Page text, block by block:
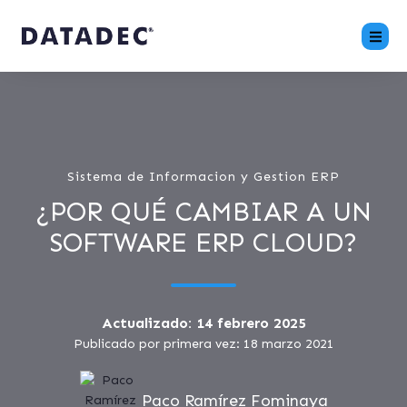
Sistema de Informacion y Gestion ERP
¿POR QUÉ CAMBIAR A UN
SOFTWARE ERP CLOUD?
Actualizado: 14 febrero 2025
Publicado por primera vez: 18 marzo 2021
Paco Ramírez Fominaya